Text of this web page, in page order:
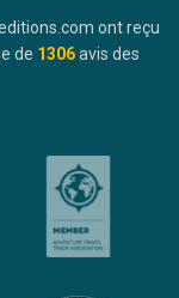
ont reçu
de 1306avis des